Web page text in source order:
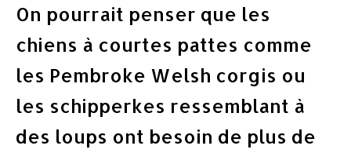
On pourrait penser que les
chiens à courtes pattes comme
les Pembroke Welsh corgis ou
les schipperkes ressemblant à
des loups ont besoin de plus de